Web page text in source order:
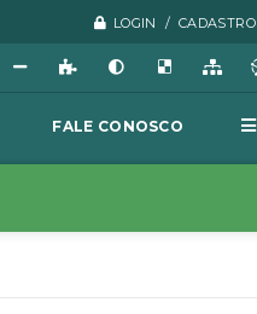
LOGIN / CADASTRO
FALE CONOSCO